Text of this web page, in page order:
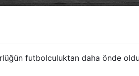
futbolculuktan daha önde